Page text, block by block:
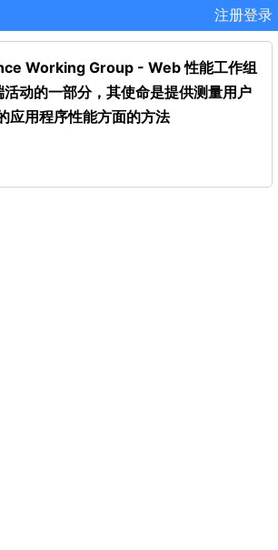
注册登录
Working Group - Web 性能工作组
动的一部分，其使命是提供测量用户
应用程序性能方面的方法